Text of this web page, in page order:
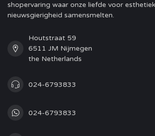
shopervaring waar onze liefde voor
nieuwsgierigheid samensmelten.
Houtstraat 59
6511 JM Nijmegen
the Netherlands
024-6793833
024-6793833